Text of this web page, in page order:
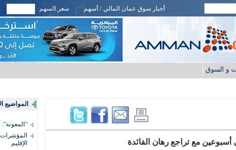
أخبار سوق عمان المالي / أسهم سعر السهم
و السوق
المواضيع
"المعونة": تمكين 3 آلاف مستفيد
المؤشرات
الإقليم
أسبوعين مع تراجع رهان الفائدة